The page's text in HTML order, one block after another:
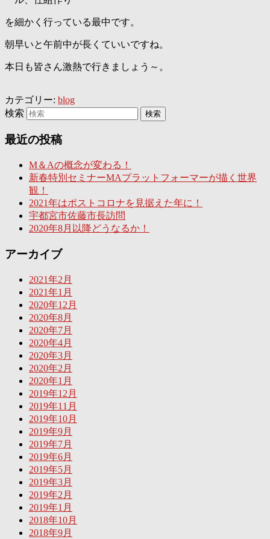
を細かく行っている最中です。
朝早いと午前中が長くていいですね。
本日も皆さん激熱で行きましょう～。
カテゴリー: blog
検索
最近の投稿
M＆Aの概念が変わる！
新春特別セミナーMAプラットフォーマーが描く世界
観！
2021年はポストコロナを見据えた年に！
宇都宮市佐藤市長訪問
2020年8月以降どうなるか！
アーカイブ
2021年2月
2021年1月
2020年12月
2020年8月
2020年7月
2020年4月
2020年3月
2020年2月
2020年1月
2019年12月
2019年11月
2019年10月
2019年9月
2019年7月
2019年6月
2019年5月
2019年3月
2019年2月
2019年1月
2018年10月
2018年9月